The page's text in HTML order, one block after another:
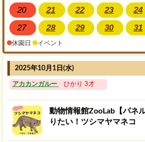
20
21 22 23 24
27
28 29 30 31
休園日 イベント
2025年10月1日(水)
アカカンガルー ひかり 3才
動物情報館ZooLab【パネ
りたい！ツシマヤマネコ